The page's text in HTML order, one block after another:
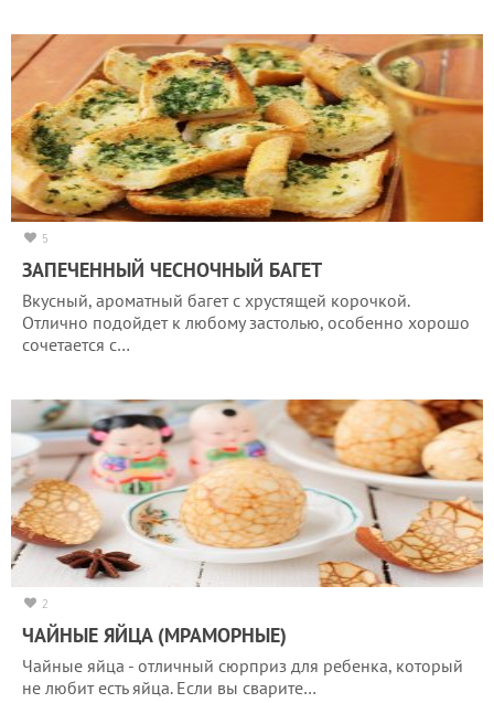
5
ЗАПЕЧЕННЫЙ ЧЕСНОЧНЫЙ БАГЕТ
Вкусный, ароматный багет с хрустящей корочкой.
Отлично подойдет к любому застолью, особенно хорошо
сочетается с…
2
ЧАЙНЫЕ ЯЙЦА (МРАМОРНЫЕ)
Чайные яйца - отличный сюрприз для ребенка, который
не любит есть яйца. Если вы сварите…